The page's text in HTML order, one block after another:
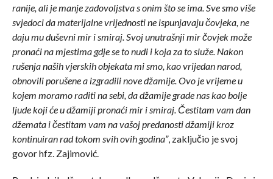
ranije, ali je manje zadovoljstva s onim što se ima. Sve smo više
svjedoci da materijalne vrijednosti ne ispunjavaju čovjeka, ne
daju mu duševni mir i smiraj. Svoj unutrašnji mir čovjek može
pronaći na mjestima gdje se to nudi i koja za to služe. Nakon
rušenja naših vjerskih objekata mi smo, kao vrijedan narod,
obnovili porušene a izgradili nove džamije. Ovo je vrijeme u
kojem moramo raditi na sebi, da džamije grade nas kao bolje
ljude koji će u džamiji pronaći mir i smiraj. Čestitam vam dan
džemata i čestitam vam na vašoj predanosti džamiji kroz
kontinuiran rad tokom svih ovih godina”, zaključio je svoj
govor hfz. Zajimović.